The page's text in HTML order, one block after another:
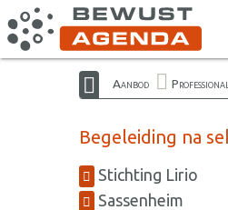
Aanbod
Begeleiding na
Stichting Lirio
Sassenheim